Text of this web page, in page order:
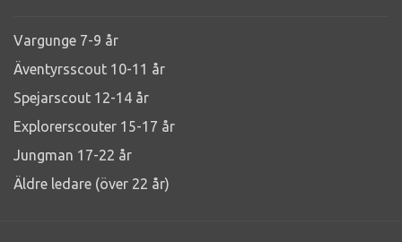
Vargunge 7-9 år
Äventyrsscout 10-11 år
Spejarscout 12-14 år
Explorerscouter 15-17 år
Jungman 17-22 år
Äldre ledare (över 22 år)